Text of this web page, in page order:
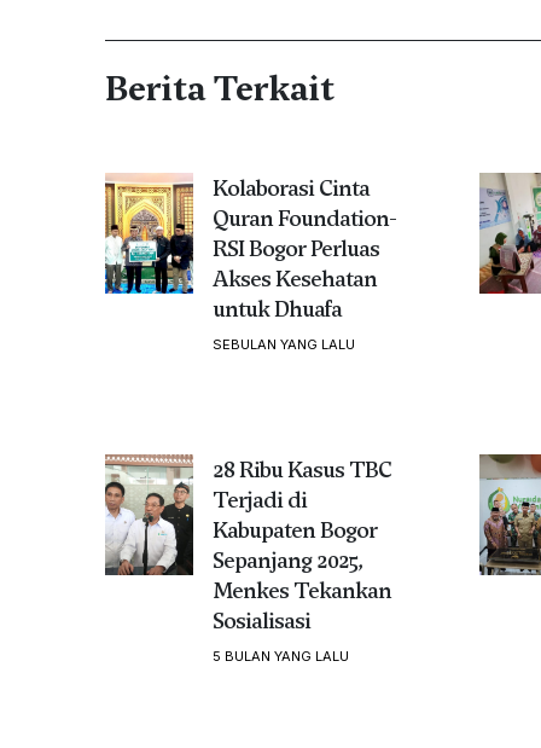
Berita Terkait
Kolaborasi Cinta
Quran Foundation-
RSI Bogor Perluas
Akses Kesehatan
untuk Dhuafa
SEBULAN YANG LALU
28 Ribu Kasus TBC
Terjadi di
Kabupaten Bogor
Sepanjang 2025,
Menkes Tekankan
Sosialisasi
5 BULAN YANG LALU